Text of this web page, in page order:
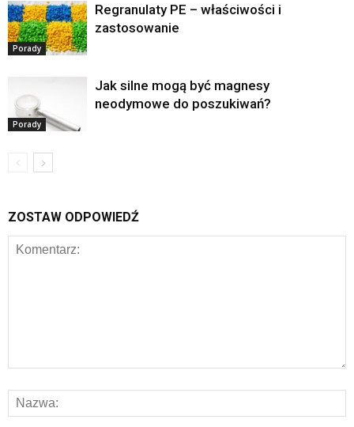
Porady
Regranulaty PE – właściwości i
zastosowanie
Porady
Jak silne mogą być magnesy
neodymowe do poszukiwań?
ZOSTAW ODPOWIEDŹ